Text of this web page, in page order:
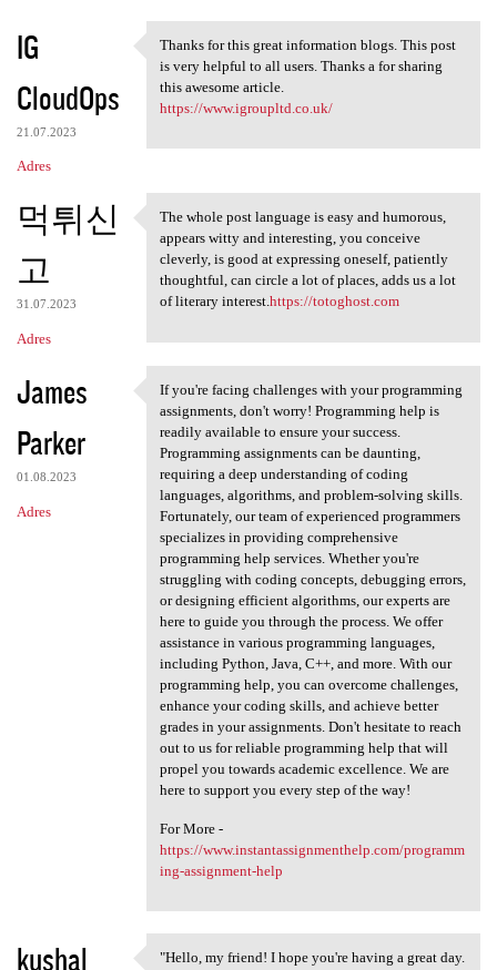
IG
CloudOps
21.07.2023
Adres
Thanks for this great
Thanks for this great information blogs. This post
is very helpful to all users. Thanks a for sharing
this awesome article.
https://www.igroupltd.co.uk/
먹튀신
고
31.07.2023
Adres
The whole post language is
The whole post language is easy and humorous,
appears witty and interesting, you conceive
cleverly, is good at expressing oneself, patiently
thoughtful, can circle a lot of places, adds us a lot
of literary interest.https://totoghost.com
James
Parker
01.08.2023
Adres
If you're facing challenges
If you're facing challenges with your programming
assignments, don't worry! Programming help is
readily available to ensure your success.
Programming assignments can be daunting,
requiring a deep understanding of coding
languages, algorithms, and problem-solving skills.
Fortunately, our team of experienced programmers
specializes in providing comprehensive
programming help services. Whether you're
struggling with coding concepts, debugging errors,
or designing efficient algorithms, our experts are
here to guide you through the process. We offer
assistance in various programming languages,
including Python, Java, C++, and more. With our
programming help, you can overcome challenges,
enhance your coding skills, and achieve better
grades in your assignments. Don't hesitate to reach
out to us for reliable programming help that will
propel you towards academic excellence. We are
here to support you every step of the way!
For More -
https://www.instantassignmenthelp.com/programm
ing-assignment-help
kushal
"Hello, my friend! I hope you're having a great day.